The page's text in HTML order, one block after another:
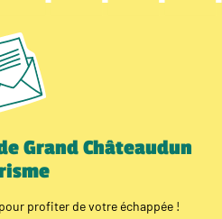
Grand Châteaudun
profiter de votre échappée !